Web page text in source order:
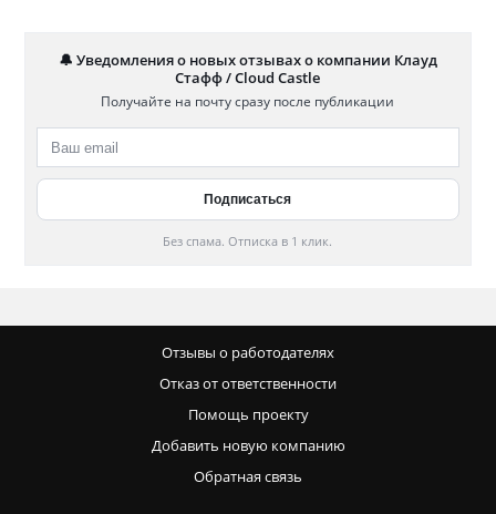
🔔 Уведомления о новых отзывах о компании Клауд
Стафф / Cloud Castle
Получайте на почту сразу после публикации
Без спама. Отписка в 1 клик.
Отзывы о работодателях
Отказ от ответственности
Помощь проекту
Добавить новую компанию
Обратная связь